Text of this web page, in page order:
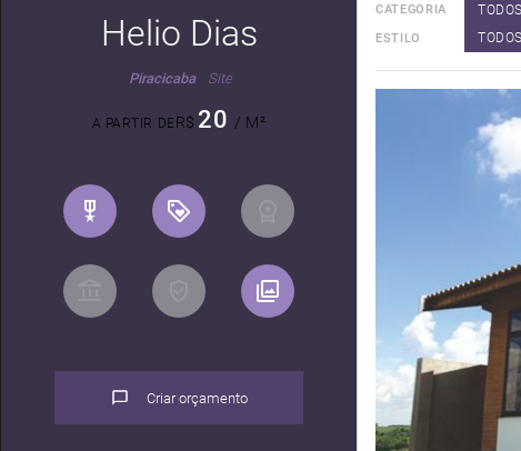
Helio Dias
Piracicaba Site
A PARTIR DER$ 20 / M²
Criar orçamento
CATEGORIA TODOS
ESTILO TODOS